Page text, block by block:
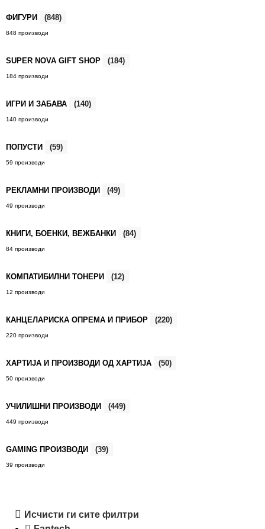
ФИГУРИ (848)
848 производи
SUPER NOVA GIFT SHOP (184)
184 производи
ИГРИ И ЗАБАВА (140)
140 производи
ПОПУСТИ (59)
59 производи
РЕКЛАМНИ ПРОИЗВОДИ (49)
49 производи
КНИГИ, БОЕНКИ, ВЕЖБАНКИ (84)
84 производи
КОМПАТИБИЛНИ ТОНЕРИ (12)
12 производи
КАНЦЕЛАРИСКА ОПРЕМА И ПРИБОР (220)
220 производи
ХАРТИЈА И ПРОИЗВОДИ ОД ХАРТИЈА (50)
50 производи
УЧИЛИШНИ ПРОИЗВОДИ (449)
449 производи
GAMING ПРОИЗВОДИ (39)
39 производи
Исчисти ги сите филтри